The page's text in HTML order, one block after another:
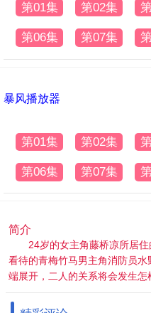
第01集 第02集
第06集 第07集
暴风播放器
第01集 第02集
第06集 第07集
简介
24岁的女主角藤桥凉所居住
看待的青梅竹马男主角消防员
端展开，二人的关系将会发生怎